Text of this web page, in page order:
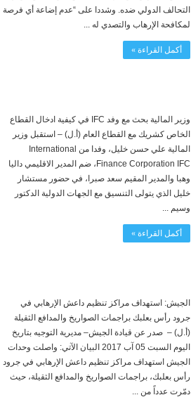
التحالف الدولي ضده. وشددا على “عدم إضاعة أي فرصة
لمكافحة الإرهاب والتصدي له ...
أكمل القراءة »
وزير المالية بحث مع وفد IFC في كيفية ادخال القطاع
الخاص كشريك مع القطاع العام (أ.ل) – استقبل وزير
المالية علي حسن خليل، وفدا من International
Finance Corporation IFC، ضم المدير الاقليمي داليا
وهبا والمدير المقيم سعد صبرا، في حضور مستشار
خليل الذي يتولى التنسيق مع الجهات الدولية الدكتور
وسيم ...
أكمل القراءة »
الجيش: استهداف مراكز تنظيم داعش الإرهابي في
جرود رأس بعلبك براجمات الصواريخ والمدافع الثقيلة
(أ.ل) – صدر عن قيادة الجيش– مديرية التوجيه بتاريخ
اليوم السبت 05 آب 2017 البيان الآتي: واصلت وحدات
الجيش استهداف مراكز تنظيم داعش الإرهابي في جرود
رأس بعلبك، براجمات الصواريخ والمدافع الثقيلة، حيث
دمّرت عدداً من ...